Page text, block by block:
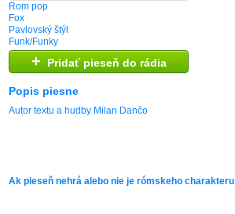
Rom pop
Fox
Pavlovský štýl
Funk/Funky
+ Pridať pieseň do rádia
Popis piesne
Autor textu a hudby Milan Dančo
Ak pieseň nehrá alebo nie je rómskeho charakteru